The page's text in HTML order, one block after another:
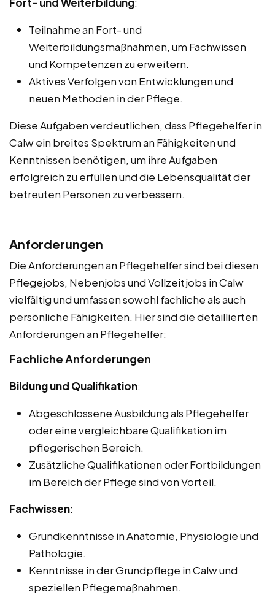
Teilnahme an Fort- und
Weiterbildungsmaßnahmen, um Fachwissen
und Kompetenzen zu erweitern.
Aktives Verfolgen von Entwicklungen und
neuen Methoden in der Pflege.
Diese Aufgaben verdeutlichen, dass Pflegehelfer in
Calw ein breites Spektrum an Fähigkeiten und
Kenntnissen benötigen, um ihre Aufgaben
erfolgreich zu erfüllen und die Lebensqualität der
betreuten Personen zu verbessern.
Anforderungen
Die Anforderungen an Pflegehelfer sind bei diesen
Pflegejobs, Nebenjobs und Vollzeitjobs in Calw
vielfältig und umfassen sowohl fachliche als auch
persönliche Fähigkeiten. Hier sind die detaillierten
Anforderungen an Pflegehelfer:
Fachliche Anforderungen
Bildung und Qualifikation:
Abgeschlossene Ausbildung als Pflegehelfer
oder eine vergleichbare Qualifikation im
pflegerischen Bereich.
Zusätzliche Qualifikationen oder Fortbildungen
im Bereich der Pflege sind von Vorteil.
Fachwissen:
Grundkenntnisse in Anatomie, Physiologie und
Pathologie.
Kenntnisse in der Grundpflege in Calw und
speziellen Pflegemaßnahmen.